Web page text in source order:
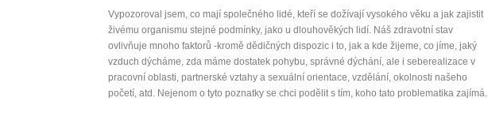
Vypozoroval jsem, co mají společného lidé, kteří se dožívají vysokého věku a jak zajistit
živému organismu stejné podmínky, jako u dlouhověkých lidí. Náš zdravotní stav
ovlivňuje mnoho faktorů -kromě dědičných dispozic i to, jak a kde žijeme, co jíme, jaký
vzduch dýcháme, zda máme dostatek pohybu, správné dýchání, ale i seberealizace v
pracovní oblasti, partnerské vztahy a sexuální orientace, vzdělání, okolnosti našeho
početí, atd. Nejenom o tyto poznatky se chci podělit s tím, koho tato problematika zajímá.